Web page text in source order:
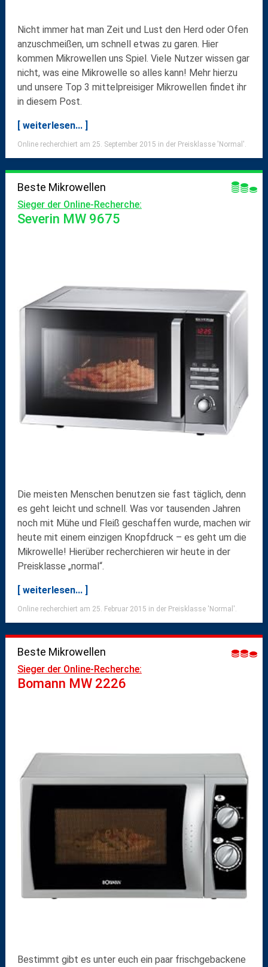
Nicht immer hat man Zeit und Lust den Herd oder Ofen
anzuschmeißen, um schnell etwas zu garen. Hier
kommen Mikrowellen uns Spiel. Viele Nutzer wissen gar
nicht, was eine Mikrowelle so alles kann! Mehr hierzu
und unsere Top 3 mittelpreisiger Mikrowellen findet ihr
in diesem Post.
[ weiterlesen... ]
Online recherchiert am 25. September 2015 in der Preisklasse 'Normal'.
Beste Mikrowellen
Sieger der Online-Recherche:
Severin MW 9675
Die meisten Menschen benutzen sie fast täglich, denn
es geht leicht und schnell. Was vor tausenden Jahren
noch mit Mühe und Fleiß geschaffen wurde, machen wir
heute mit einem einzigen Knopfdruck – es geht um die
Mikrowelle! Hierüber recherchieren wir heute in der
Preisklasse „normal“.
[ weiterlesen... ]
Online recherchiert am 25. Februar 2015 in der Preisklasse 'Normal'.
Beste Mikrowellen
Sieger der Online-Recherche:
Bomann MW 2226
Bestimmt gibt es unter euch ein paar frischgebackene